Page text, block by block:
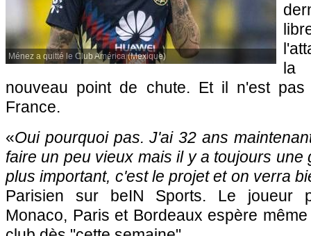
Ménez a quitté le Club América (Mexique)
la
nouveau point de chute. Et il n'est
France.
«Oui pourquoi pas. J'ai 32 ans
faire un peu vieux mais il y a toujours une
plus important, c'est le projet et on verra
Parisien sur beIN Sports. Le joueur
Monaco, Paris et Bordeaux espère